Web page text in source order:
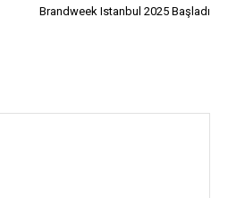
Brandweek Istanbul 2025 Başladı